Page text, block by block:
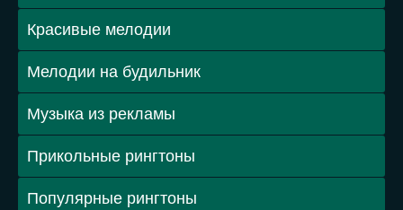
Красивые мелодии
Мелодии на будильник
Музыка из рекламы
Прикольные рингтоны
Популярные рингтоны